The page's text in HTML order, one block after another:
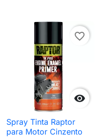

favorite_border
Spray Tinta Raptor
para Motor Cinzento